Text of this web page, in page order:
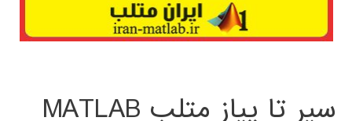
سیر تا پیاز متلب MATLAB